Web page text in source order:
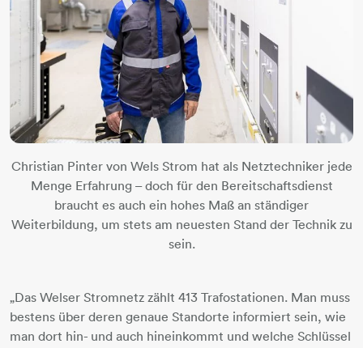
Christian Pinter von Wels Strom hat als Netztechniker jede
Menge Erfahrung – doch für den Bereitschaftsdienst
braucht es auch ein hohes Maß an ständiger
Weiterbildung, um stets am neuesten Stand der Technik zu
sein.
„Das Welser Stromnetz zählt 413 Trafostationen. Man muss
bestens über deren genaue Standorte informiert sein, wie
man dort hin- und auch hineinkommt und welche Schlüssel